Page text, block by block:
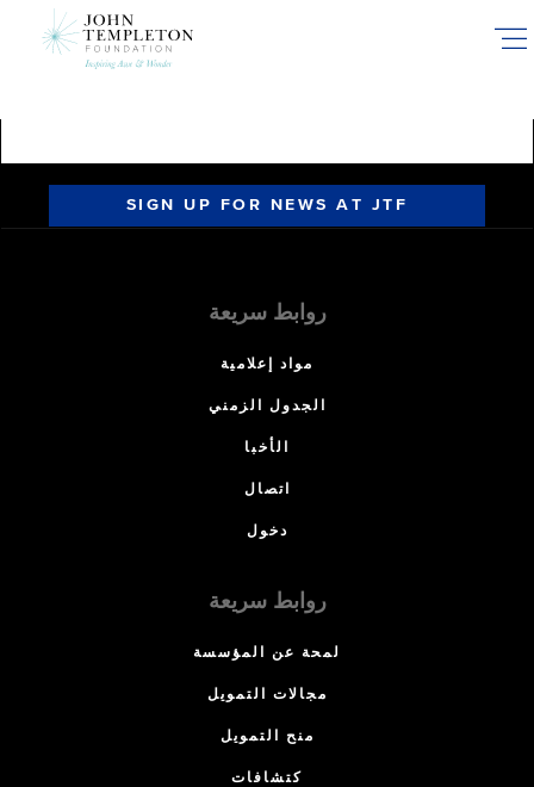
SIGN UP FOR NEWS AT JTF
روابط سريعة
مواد إعلامية
الجدول الزمني
الأخبا
اتصال
دخول
روابط سريعة
لمحة عن المؤسسة
مجالات التمويل
منح التمويل
كتشافات